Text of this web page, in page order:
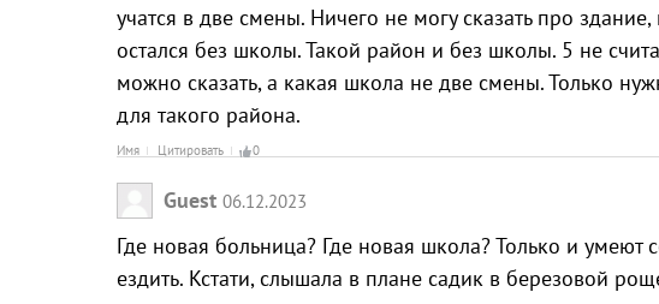
учатся в две смены. Ничего не могу сказать про
остался без школы. Такой район и без школы. 5 не
можно сказать, а какая школа не две смены. Только
для такого района.
Имя Цитировать 0
Guest 06.12.2023
Где новая больница? Где новая школа? Только и умеют
ездить. Кстати, слышала в плане садик в березовой